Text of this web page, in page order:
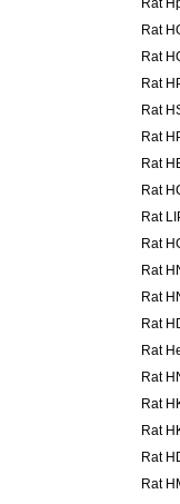
Rat
Rat
Rat
Rat
Rat
Rat
Rat
Rat
Rat
Rat
Rat
Rat
Rat
Rat
Rat
Rat
Rat
Rat
Rat